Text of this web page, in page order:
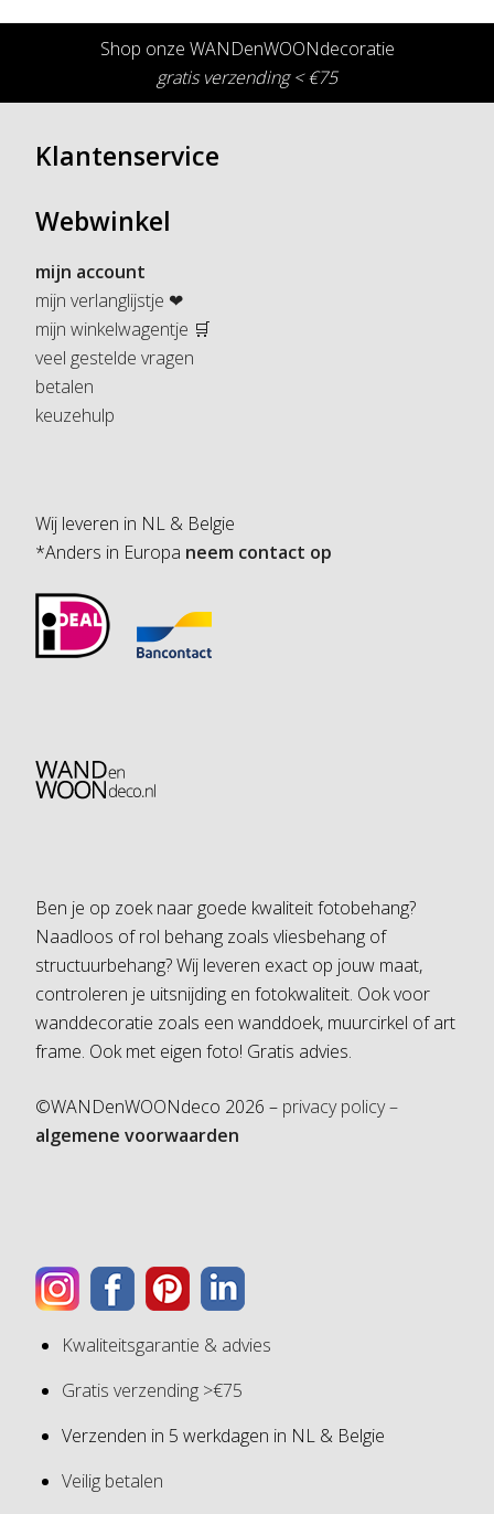
Shop onze WANDenWOONdecoratie
gratis verzending < €75
Klantenservice
Webwinkel
mijn account
mijn verlanglijstje ❤
mijn winkelwagentje 🛒
veel gestelde vragen
betalen
keuzehulp
Wij leveren in NL & Belgie
*Anders in Europa neem contact op
Ben je op zoek naar goede kwaliteit fotobehang?
Naadloos of rol behang zoals vliesbehang of
structuurbehang? Wij leveren exact op jouw maat,
controleren je uitsnijding en fotokwaliteit. Ook voor
wanddecoratie zoals een wanddoek, muurcirkel of art
frame. Ook met eigen foto! Gratis advies.
©WANDenWOONdeco 2026 – privacy policy –
algemene voorwaarden
Kwaliteitsgarantie & advies
Gratis verzending >€75
Verzenden in 5 werkdagen in NL & Belgie
Veilig betalen